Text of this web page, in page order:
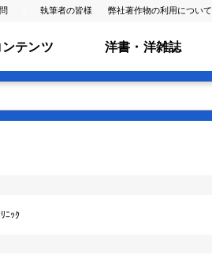
執筆者の皆様 弊社著作物の利用について
テンツ 洋書・洋雑誌
ﾆｯｸ